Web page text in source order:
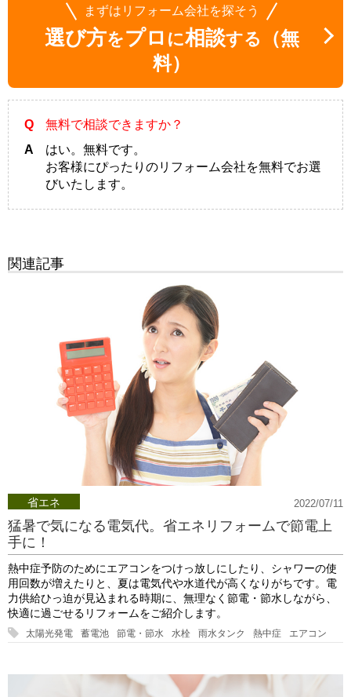
まずはリフォーム会社を探そう
選び方をプロ に相談する
（無
料）
Q
無料で相談できますか？
A
はい。無料です。
お客様にぴったりのリフォーム会社を無料でお選
びいたします。
関連記事
省エネ
猛暑で気になる電気代。省エネリフォームで節電上
手に！
2022/07/11
熱中症予防のためにエアコンをつけっ放しにしたり、シャワーの使
用回数が増えたりと、夏は電気代や水道代が高くなりがちです。電
力供給ひっ迫が見込まれる時期に、無理なく節電・節水しながら、
快適に過ごせるリフォームをご紹介します。
太陽光発電 蓄電池 節電・節水 水栓 雨水タンク 熱中症 エアコン